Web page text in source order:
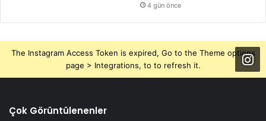
4 gün önce
The Instagram Access Token is expired, Go to the Theme options
page > Integrations, to to refresh it.
Çok Görüntülenenler